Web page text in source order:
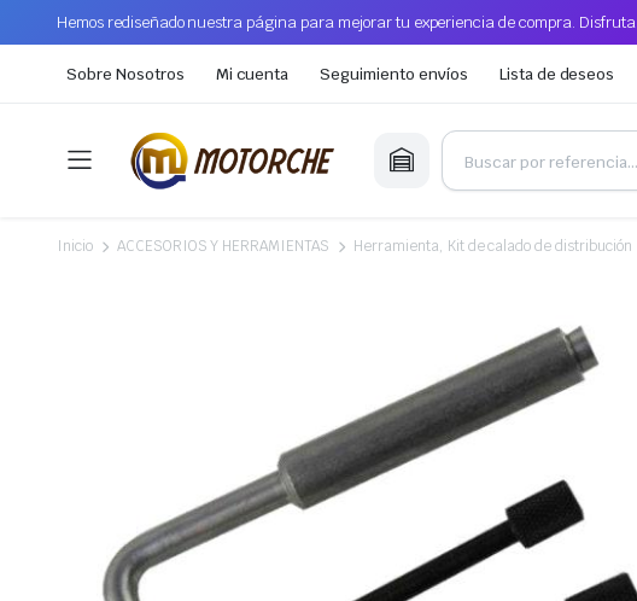
Hemos rediseñado nuestra página para mejorar tu experiencia de compra.
Sobre Nosotros Mi cuenta Seguimiento envíos Lista de deseos
Inicio ACCESORIOS Y HERRAMIENTAS Herramienta, Kit de calado de distribución